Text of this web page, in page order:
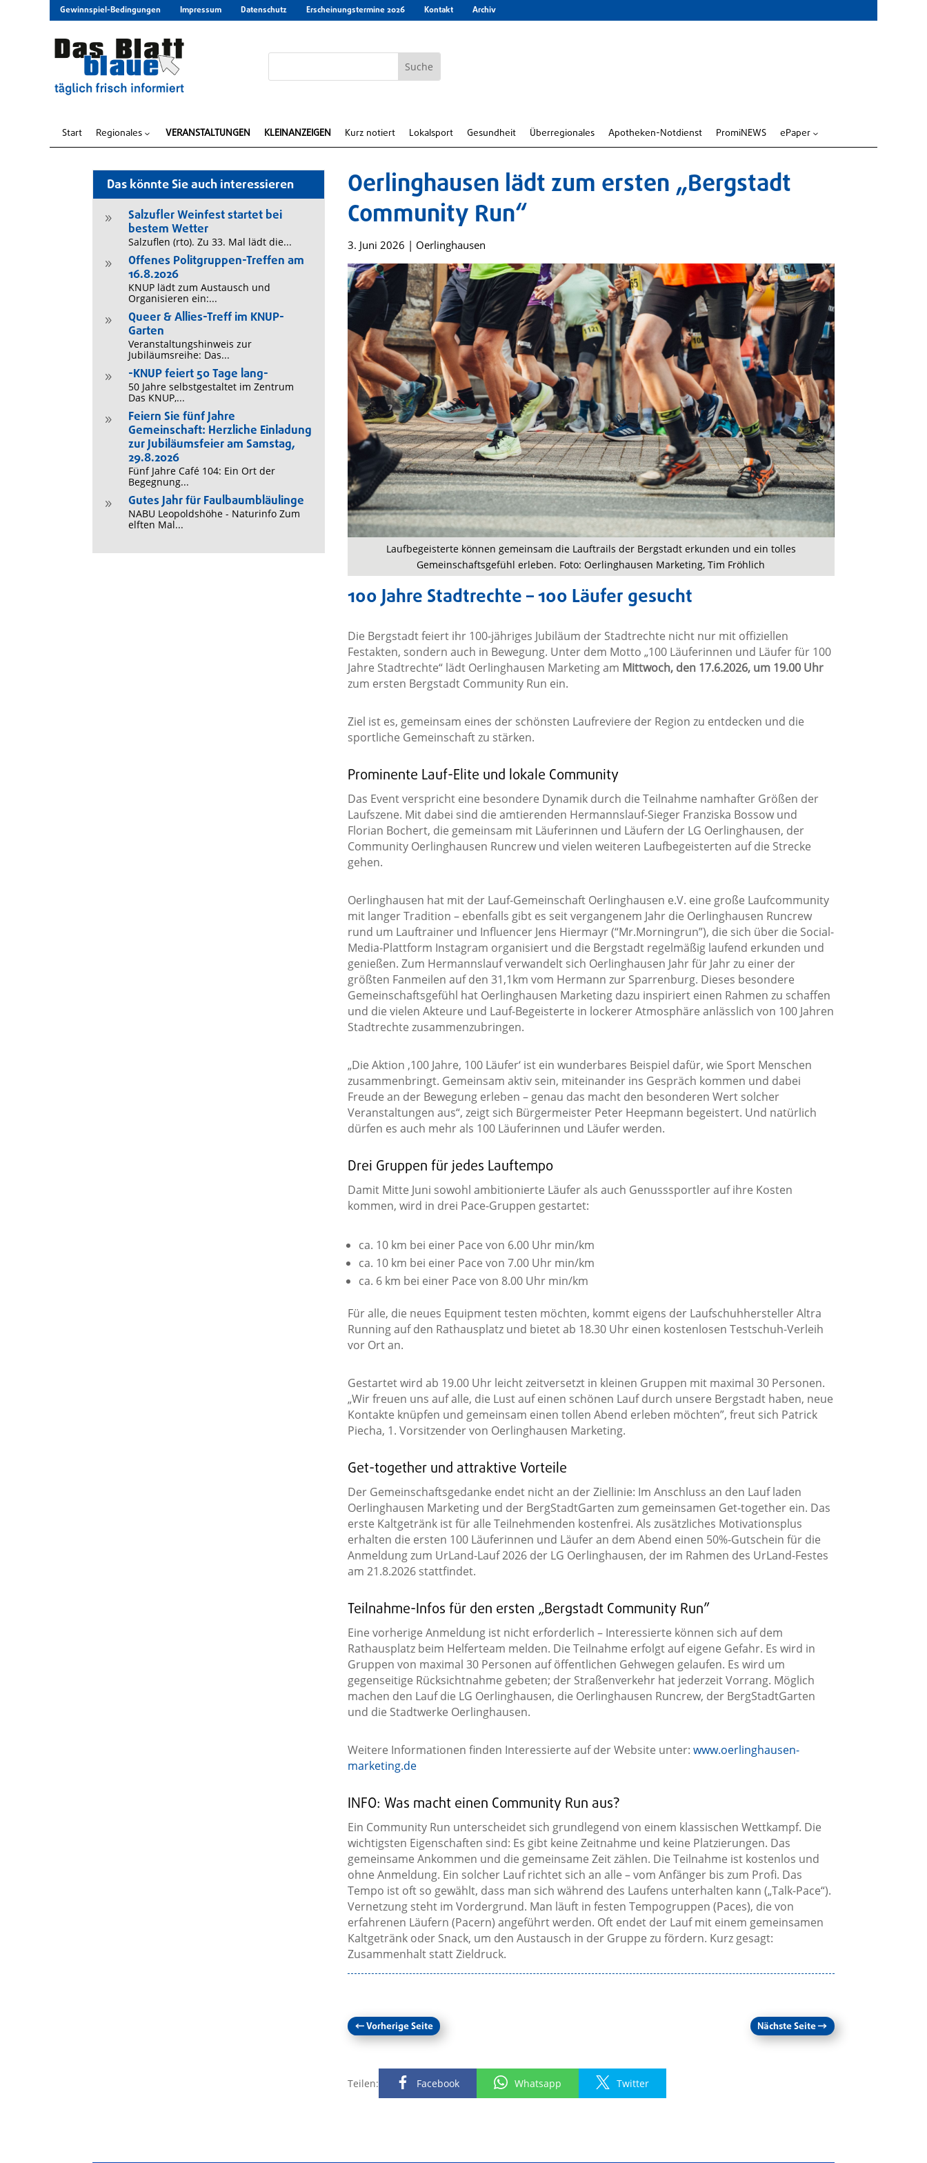
Gewinnspiel-Bedingungen Impressum Datenschutz Erscheinungstermine 2026 Kontakt Archiv
Start Regionales 3 VERANSTALTUNGEN KLEINANZEIGEN Kurz notiert Lokalsport Gesundheit Überregionales Apotheken-Notdienst PromiNEWS ePaper 3
Das könnte Sie auch interessieren
9
Salzufler Weinfest startet bei
bestem Wetter
Salzuflen (rto). Zu 33. Mal lädt die...
9
Offenes Politgruppen-Treffen am
16.8.2026
KNUP lädt zum Austausch und
Organisieren ein:...
9
Queer & Allies-Treff im KNUP-
Garten
Veranstaltungshinweis zur
Jubiläumsreihe: Das...
9 -KNUP feiert 50 Tage lang-
50 Jahre selbstgestaltet im Zentrum
Das KNUP,...
9
Feiern Sie fünf Jahre
Gemeinschaft: Herzliche Einladung
zur Jubiläumsfeier am Samstag,
29.8.2026
Fünf Jahre Café 104: Ein Ort der
Begegnung...
9 Gutes Jahr für Faulbaumbläulinge
NABU Leopoldshöhe - Naturinfo Zum
elften Mal...
Oerlinghausen lädt zum ersten „Bergstadt
Community Run“
3. Juni 2026 | Oerlinghausen
Laufbegeisterte können gemeinsam die Lauftrails der Bergstadt erkunden und ein tolles
Gemeinschaftsgefühl erleben. Foto: Oerlinghausen Marketing, Tim Fröhlich
100 Jahre Stadtrechte – 100 Läufer gesucht
Die Bergstadt feiert ihr 100-jähriges Jubiläum der Stadtrechte nicht nur mit offiziellen
Festakten, sondern auch in Bewegung. Unter dem Motto „100 Läuferinnen und Läufer für 100
Jahre Stadtrechte“ lädt Oerlinghausen Marketing am Mittwoch, den 17.6.2026, um 19.00 Uhr
zum ersten Bergstadt Community Run ein.
Ziel ist es, gemeinsam eines der schönsten Laufreviere der Region zu entdecken und die
sportliche Gemeinschaft zu stärken.
Prominente Lauf-Elite und lokale Community
Das Event verspricht eine besondere Dynamik durch die Teilnahme namhafter Größen der
Laufszene. Mit dabei sind die amtierenden Hermannslauf-Sieger Franziska Bossow und
Florian Bochert, die gemeinsam mit Läuferinnen und Läufern der LG Oerlinghausen, der
Community Oerlinghausen Runcrew und vielen weiteren Laufbegeisterten auf die Strecke
gehen.
Oerlinghausen hat mit der Lauf-Gemeinschaft Oerlinghausen e.V. eine große Laufcommunity
mit langer Tradition – ebenfalls gibt es seit vergangenem Jahr die Oerlinghausen Runcrew
rund um Lauftrainer und Influencer Jens Hiermayr (“Mr.Morningrun”), die sich über die Social-
Media-Plattform Instagram organisiert und die Bergstadt regelmäßig laufend erkunden und
genießen. Zum Hermannslauf verwandelt sich Oerlinghausen Jahr für Jahr zu einer der
größten Fanmeilen auf den 31,1km vom Hermann zur Sparrenburg. Dieses besondere
Gemeinschaftsgefühl hat Oerlinghausen Marketing dazu inspiriert einen Rahmen zu schaffen
und die vielen Akteure und Lauf-Begeisterte in lockerer Atmosphäre anlässlich von 100 Jahren
Stadtrechte zusammenzubringen.
„Die Aktion ‚100 Jahre, 100 Läufer‘ ist ein wunderbares Beispiel dafür, wie Sport Menschen
zusammenbringt. Gemeinsam aktiv sein, miteinander ins Gespräch kommen und dabei
Freude an der Bewegung erleben – genau das macht den besonderen Wert solcher
Veranstaltungen aus“, zeigt sich Bürgermeister Peter Heepmann begeistert. Und natürlich
dürfen es auch mehr als 100 Läuferinnen und Läufer werden.
Drei Gruppen für jedes Lauftempo
Damit Mitte Juni sowohl ambitionierte Läufer als auch Genusssportler auf ihre Kosten
kommen, wird in drei Pace-Gruppen gestartet:
ca. 10 km bei einer Pace von 6.00 Uhr min/km
ca. 10 km bei einer Pace von 7.00 Uhr min/km
ca. 6 km bei einer Pace von 8.00 Uhr min/km
Für alle, die neues Equipment testen möchten, kommt eigens der Laufschuhhersteller Altra
Running auf den Rathausplatz und bietet ab 18.30 Uhr einen kostenlosen Testschuh-Verleih
vor Ort an.
Gestartet wird ab 19.00 Uhr leicht zeitversetzt in kleinen Gruppen mit maximal 30 Personen.
„Wir freuen uns auf alle, die Lust auf einen schönen Lauf durch unsere Bergstadt haben, neue
Kontakte knüpfen und gemeinsam einen tollen Abend erleben möchten”, freut sich Patrick
Piecha, 1. Vorsitzender von Oerlinghausen Marketing.
Get-together und attraktive Vorteile
Der Gemeinschaftsgedanke endet nicht an der Ziellinie: Im Anschluss an den Lauf laden
Oerlinghausen Marketing und der BergStadtGarten zum gemeinsamen Get-together ein. Das
erste Kaltgetränk ist für alle Teilnehmenden kostenfrei. Als zusätzliches Motivationsplus
erhalten die ersten 100 Läuferinnen und Läufer an dem Abend einen 50%-Gutschein für die
Anmeldung zum UrLand-Lauf 2026 der LG Oerlinghausen, der im Rahmen des UrLand-Festes
am 21.8.2026 stattfindet.
Teilnahme-Infos für den ersten „Bergstadt Community Run”
Eine vorherige Anmeldung ist nicht erforderlich – Interessierte können sich auf dem
Rathausplatz beim Helferteam melden. Die Teilnahme erfolgt auf eigene Gefahr. Es wird in
Gruppen von maximal 30 Personen auf öffentlichen Gehwegen gelaufen. Es wird um
gegenseitige Rücksichtnahme gebeten; der Straßenverkehr hat jederzeit Vorrang. Möglich
machen den Lauf die LG Oerlinghausen, die Oerlinghausen Runcrew, der BergStadtGarten
und die Stadtwerke Oerlinghausen.
Weitere Informationen finden Interessierte auf der Website unter: www.oerlinghausen-
marketing.de
INFO: Was macht einen Community Run aus?
Ein Community Run unterscheidet sich grundlegend von einem klassischen Wettkampf. Die
wichtigsten Eigenschaften sind: Es gibt keine Zeitnahme und keine Platzierungen. Das
gemeinsame Ankommen und die gemeinsame Zeit zählen. Die Teilnahme ist kostenlos und
ohne Anmeldung. Ein solcher Lauf richtet sich an alle – vom Anfänger bis zum Profi. Das
Tempo ist oft so gewählt, dass man sich während des Laufens unterhalten kann („Talk-Pace“).
Vernetzung steht im Vordergrund. Man läuft in festen Tempogruppen (Paces), die von
erfahrenen Läufern (Pacern) angeführt werden. Oft endet der Lauf mit einem gemeinsamen
Kaltgetränk oder Snack, um den Austausch in der Gruppe zu fördern. Kurz gesagt:
Zusammenhalt statt Zieldruck.
←Vorherige Seite Nächste Seite→
Teilen: Facebook Whatsapp Twitter